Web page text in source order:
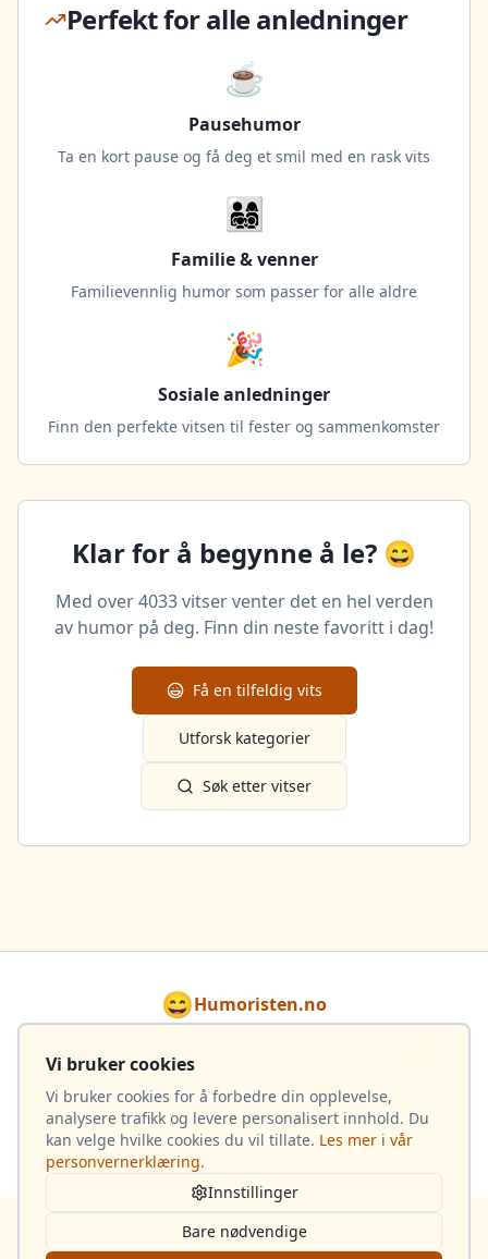
Perfekt for alle anledninger
☕
Pausehumor
Ta en kort pause og få deg et smil med en rask vits
👨‍👩‍👧‍👦
Familie & venner
Familievennlig humor som passer for alle aldre
🎉
Sosiale anledninger
Finn den perfekte vitsen til fester og sammenkomster
Klar for å begynne å le? 😄
Med over4033vitser venter det en hel verden
av humor på deg. Finn din neste favoritt i dag!
Få en tilfeldig vits
Utforsk kategorier
Søk etter vitser
😄Humoristen.no
Gjør hver dag lysere med en dose humor! 🌟
Totalt 4 033 vitser i samlingen
Om oss
Kontakt oss
Opphavsrett
Personvern
Allebarna
Vi bruker cookies
Vi bruker cookies for å forbedre din opplevelse,
analysere trafikk og levere personalisert innhold. Du
kan velge hvilke cookies du vil tillate. Les mer i vår
personvernerklæring.
Innstillinger
Bare nødvendige